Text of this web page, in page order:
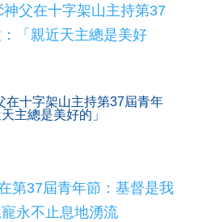
在十字架山主持第37屆青年
主總是美好的」